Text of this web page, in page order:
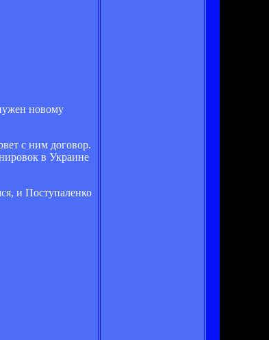
новому
с ним договор.
в Украине
и Поступаленко